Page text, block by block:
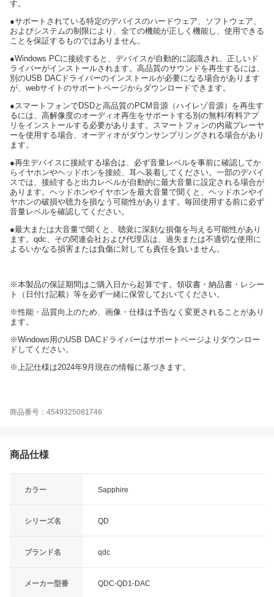
す。
●サポートされている特定のデバイスのハードウェア、ソフトウェア、
およびシステムの制限により、全ての機能が正しく機能し、使用できる
ことを保証するものではありません。
●Windows PCに接続すると、デバイスが自動的に認識され、正しいド
ライバーがインストールされます。高品質のサウンドを再生するには、
別のUSB DACドライバーのインストールが必要になる場合があります
が、webサイトのサポートページからダウンロードできます。
●スマートフォンでDSDと高品質のPCM音源（ハイレゾ音源）を再生す
るには、高解像度のオーディオ再生をサポートする別の無料/有料アプ
リをインストールする必要があります。スマートフォンの内蔵プレーヤ
ーを使用する場合、オーディオがダウンサンプリングされる場合があり
ます。
●再生デバイスに接続する場合は、必ず音量レベルを事前に確認してか
らイヤホンやヘッドホンを接続、耳へ装着してください。一部のデバイ
スでは、接続すると出力レベルが自動的に最大音量に設定される場合が
あります。ヘッドホンやイヤホンを最大音量で聞くと、ヘッドホンやイ
ヤホンの破損や聴力を損なう可能性があります。毎回使用する前に必ず
音量レベルを確認してください。
●最大または大音量で聞くと、聴覚に深刻な損傷を与える可能性があり
ます。qdc、その関連会社および代理店は、過失または不適切な使用に
よるいかなる損害または負傷に対しても責任を負いません。
※本製品の保証期間はご購入日から起算です。領収書・納品書・レシー
ト（日付け記載）等を必ず一緒に保管しておいてください。
※性能・品質向上のため、画像・仕様は予告なく変更されることがあり
ます。
※Windows用のUSB DACドライバーはサポートページよりダウンロー
ドしてください。
※上記仕様は2024年9月現在の情報に基づきます。
商品番号：4549325081746
商品仕様
カラー Sapphire
シリーズ名 QD
ブランド名 qdc
メーカー型番 QDC-QD1-DAC